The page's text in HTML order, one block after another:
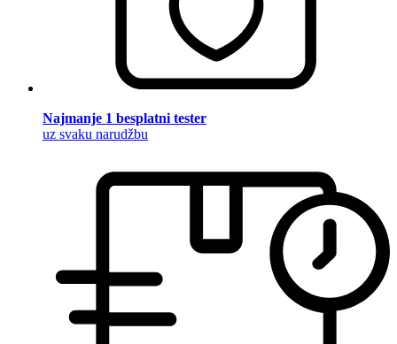
Najmanje 1 besplatni tester
uz svaku narudžbu